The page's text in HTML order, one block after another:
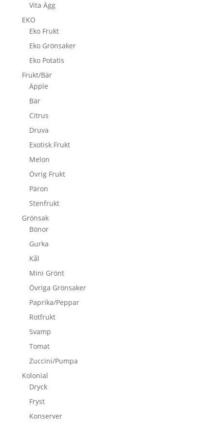
Vita Ägg
EKO
Eko Frukt
Eko Grönsaker
Eko Potatis
Frukt/Bär
Äpple
Bär
Citrus
Druva
Exotisk Frukt
Melon
Övrig Frukt
Päron
Stenfrukt
Grönsak
Bönor
Gurka
Kål
Mini Grönt
Övriga Grönsaker
Paprika/Peppar
Rotfrukt
Svamp
Tomat
Zuccini/Pumpa
Kolonial
Dryck
Fryst
Konserver